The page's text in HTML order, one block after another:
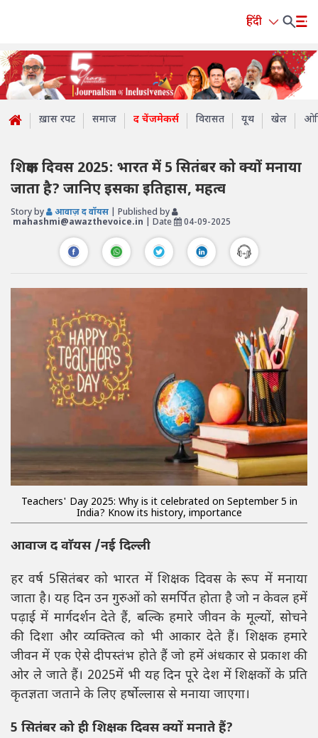
हिंदी
ख़ास रपट समाज द चेंजमेकर्स विरासत यूथ खेल
शिक्षक दिवस 2025: भारत में 5 सितंबर को क्यों मनाया
जाता है? जानिए इसका इतिहास, महत्व
Story by आवाज़ द वॉयस
| Published by
mahashmi@awazthevoice.in | Date 04-09-2025
Teachers' Day 2025: Why is it celebrated on September 5 in
India? Know its history, importance
आवाज द वाॅयस /नई दिल्ली
हर वर्ष 5सितंबर को भारत में शिक्षक दिवस के रूप में मनाया
जाता है। यह दिन उन गुरुओं को समर्पित होता है जो न केवल हमें
पढ़ाई में मार्गदर्शन देते हैं, बल्कि हमारे जीवन के मूल्यों, सोचने
की दिशा और व्यक्तित्व को भी आकार देते हैं। शिक्षक हमारे
जीवन में एक ऐसे दीपस्तंभ होते हैं जो हमें अंधकार से प्रकाश की
ओर ले जाते हैं। 2025में भी यह दिन पूरे देश में शिक्षकों के प्रति
कृतज्ञता जताने के लिए हर्षोल्लास से मनाया जाएगा।
5 सितंबर को ही शिक्षक दिवस क्यों मनाते हैं?